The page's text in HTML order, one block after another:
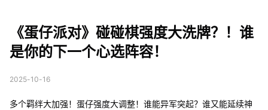
《蛋仔派对》碰碰棋强度大洗牌？！谁
是你的下一个心选阵容！
2025-10-16
多个羁绊大加强！蛋仔强度大调整！谁能异军突起？谁又能延续神